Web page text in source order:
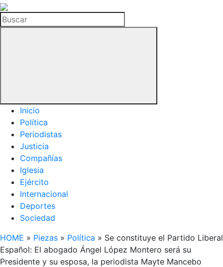
La
Hemeroteca
del
Buscar
Inicio
Política
Periodistas
Justicia
Compañías
Iglesia
Ejército
Internacional
Deportes
Sociedad
HOME » Piezas » Política » Se constituye el Partido Liberal
Español: El abogado Ángel López Montero será su
Presidente y su esposa, la periodista Mayte Mancebo